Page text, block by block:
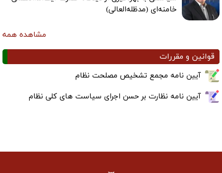
خامنه‌ای (مدظله‌العالی)
مشاهده همه
قوانین و مقررات
آیین نامه مجمع تشخیص مصلحت نظام
آیین نامه نظارت بر حسن اجرای سیاست های کلی نظام